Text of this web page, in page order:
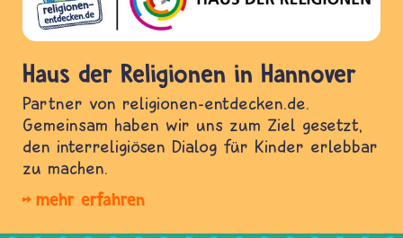
Haus der Religionen in Hannover
Partner von religionen-entdecken.de.
Gemeinsam haben wir uns zum Ziel gesetzt,
den interreligiösen Dialog für Kinder erlebbar
zu machen.
mehr erfahren